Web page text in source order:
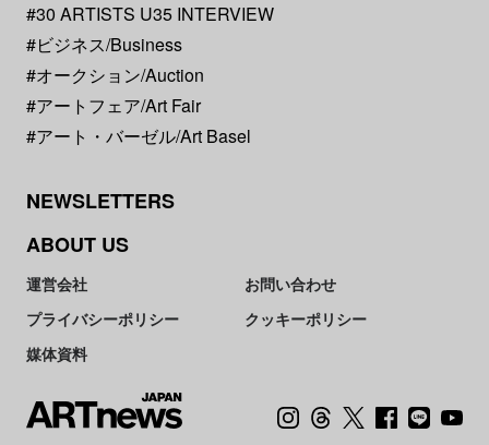
#30 ARTISTS U35 INTERVIEW
#ビジネス/Business
#オークション/Auction
#アートフェア/Art Fair
#アート・バーゼル/Art Basel
NEWSLETTERS
ABOUT US
運営会社
お問い合わせ
プライバシーポリシー
クッキーポリシー
媒体資料